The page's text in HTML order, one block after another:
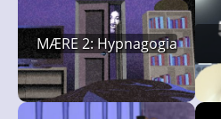
MÆRE 2: Hypnagogia